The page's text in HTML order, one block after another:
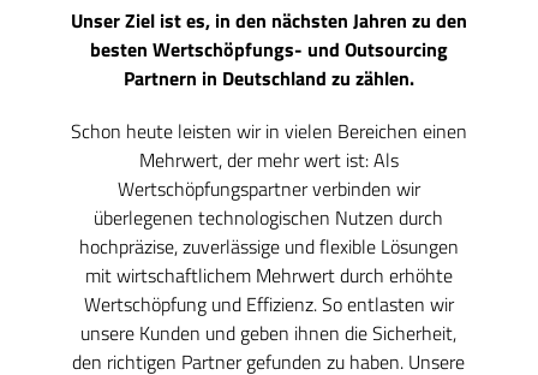
Unser Ziel ist es, in den nächsten Jahren zu den
besten Wertschöpfungs- und Outsourcing
Partnern in Deutschland zu zählen.
Schon heute leisten wir in vielen Bereichen einen
Mehrwert, der mehr wert ist: Als
Wertschöpfungspartner verbinden wir
überlegenen technologischen Nutzen durch
hochpräzise, zuverlässige und flexible Lösungen
mit wirtschaftlichem Mehrwert durch erhöhte
Wertschöpfung und Effizienz. So entlasten wir
unsere Kunden und geben ihnen die Sicherheit,
den richtigen Partner gefunden zu haben. Unsere